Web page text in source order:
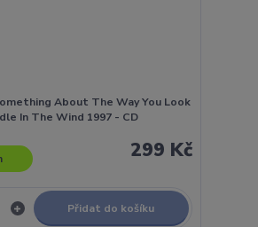
About The Way You Look
In The Wind 1997 - CD
299 Kč
Přidat do košíku